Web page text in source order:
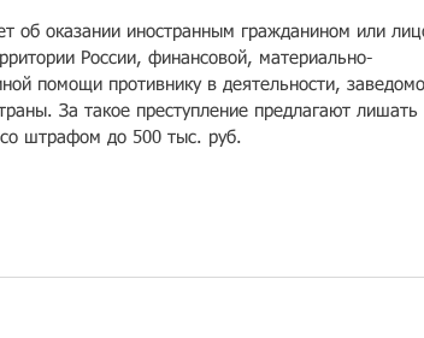
об оказании иностранным гражданином или
России, финансовой, материально-
помощи противнику в деятельности, заведомо
За такое преступление предлагают лишать
штрафом до 500 тыс. руб.